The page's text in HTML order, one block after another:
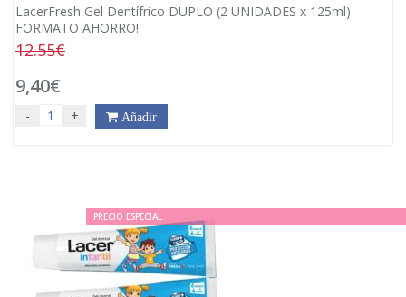
LacerFresh Gel Dentífrico DUPLO (2 UNIDADES x 125ml)
FORMATO AHORRO!
12.55€
9,40€
- + Añadir
PRECIO ESPECIAL